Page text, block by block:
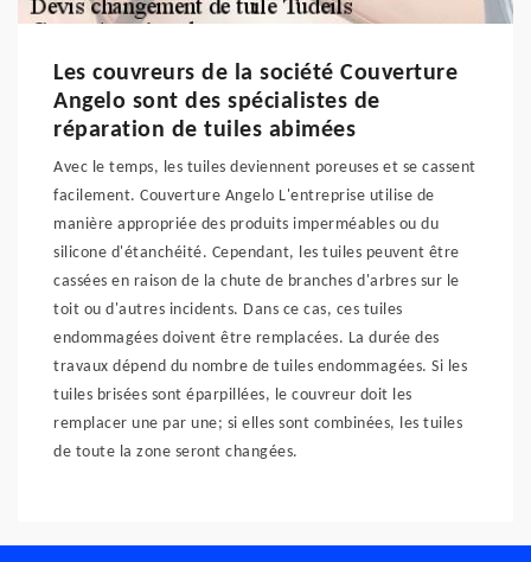
Les couvreurs de la société Couverture
Angelo sont des spécialistes de
réparation de tuiles abimées
Avec le temps, les tuiles deviennent poreuses et se cassent
facilement. Couverture Angelo L'entreprise utilise de
manière appropriée des produits imperméables ou du
silicone d'étanchéité. Cependant, les tuiles peuvent être
cassées en raison de la chute de branches d'arbres sur le
toit ou d'autres incidents. Dans ce cas, ces tuiles
endommagées doivent être remplacées. La durée des
travaux dépend du nombre de tuiles endommagées. Si les
tuiles brisées sont éparpillées, le couvreur doit les
remplacer une par une; si elles sont combinées, les tuiles
de toute la zone seront changées.